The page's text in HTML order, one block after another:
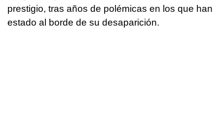
prestigio, tras años de polémicas en los que han
estado al borde de su desaparición.